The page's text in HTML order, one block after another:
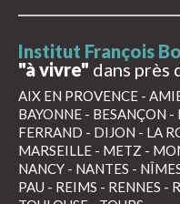
Institut François
"à vivre" dans près
AIX EN PROVENCE -
BAYONNE - BESANÇON -
FERRAND - DIJON - LA
MARSEILLE - METZ -
NANCY - NANTES -
PAU - REIMS - RENNES -